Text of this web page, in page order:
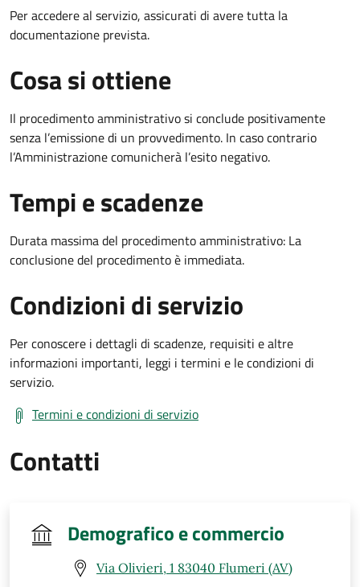
Per accedere al servizio, assicurati di avere tutta la
documentazione prevista.
Cosa si ottiene
Il procedimento amministrativo si conclude positivamente
senza l’emissione di un provvedimento. In caso contrario
l’Amministrazione comunicherà l’esito negativo.
Tempi e scadenze
Durata massima del procedimento amministrativo: La
conclusione del procedimento è immediata.
Condizioni di servizio
Per conoscere i dettagli di scadenze, requisiti e altre
informazioni importanti, leggi i termini e le condizioni di
servizio.
Termini e condizioni di servizio
Contatti
Demografico e commercio
Via Olivieri, 1 83040 Flumeri (AV)